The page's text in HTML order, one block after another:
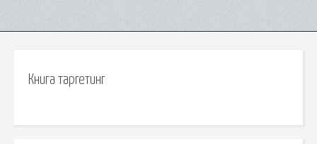
Книга таргетинг